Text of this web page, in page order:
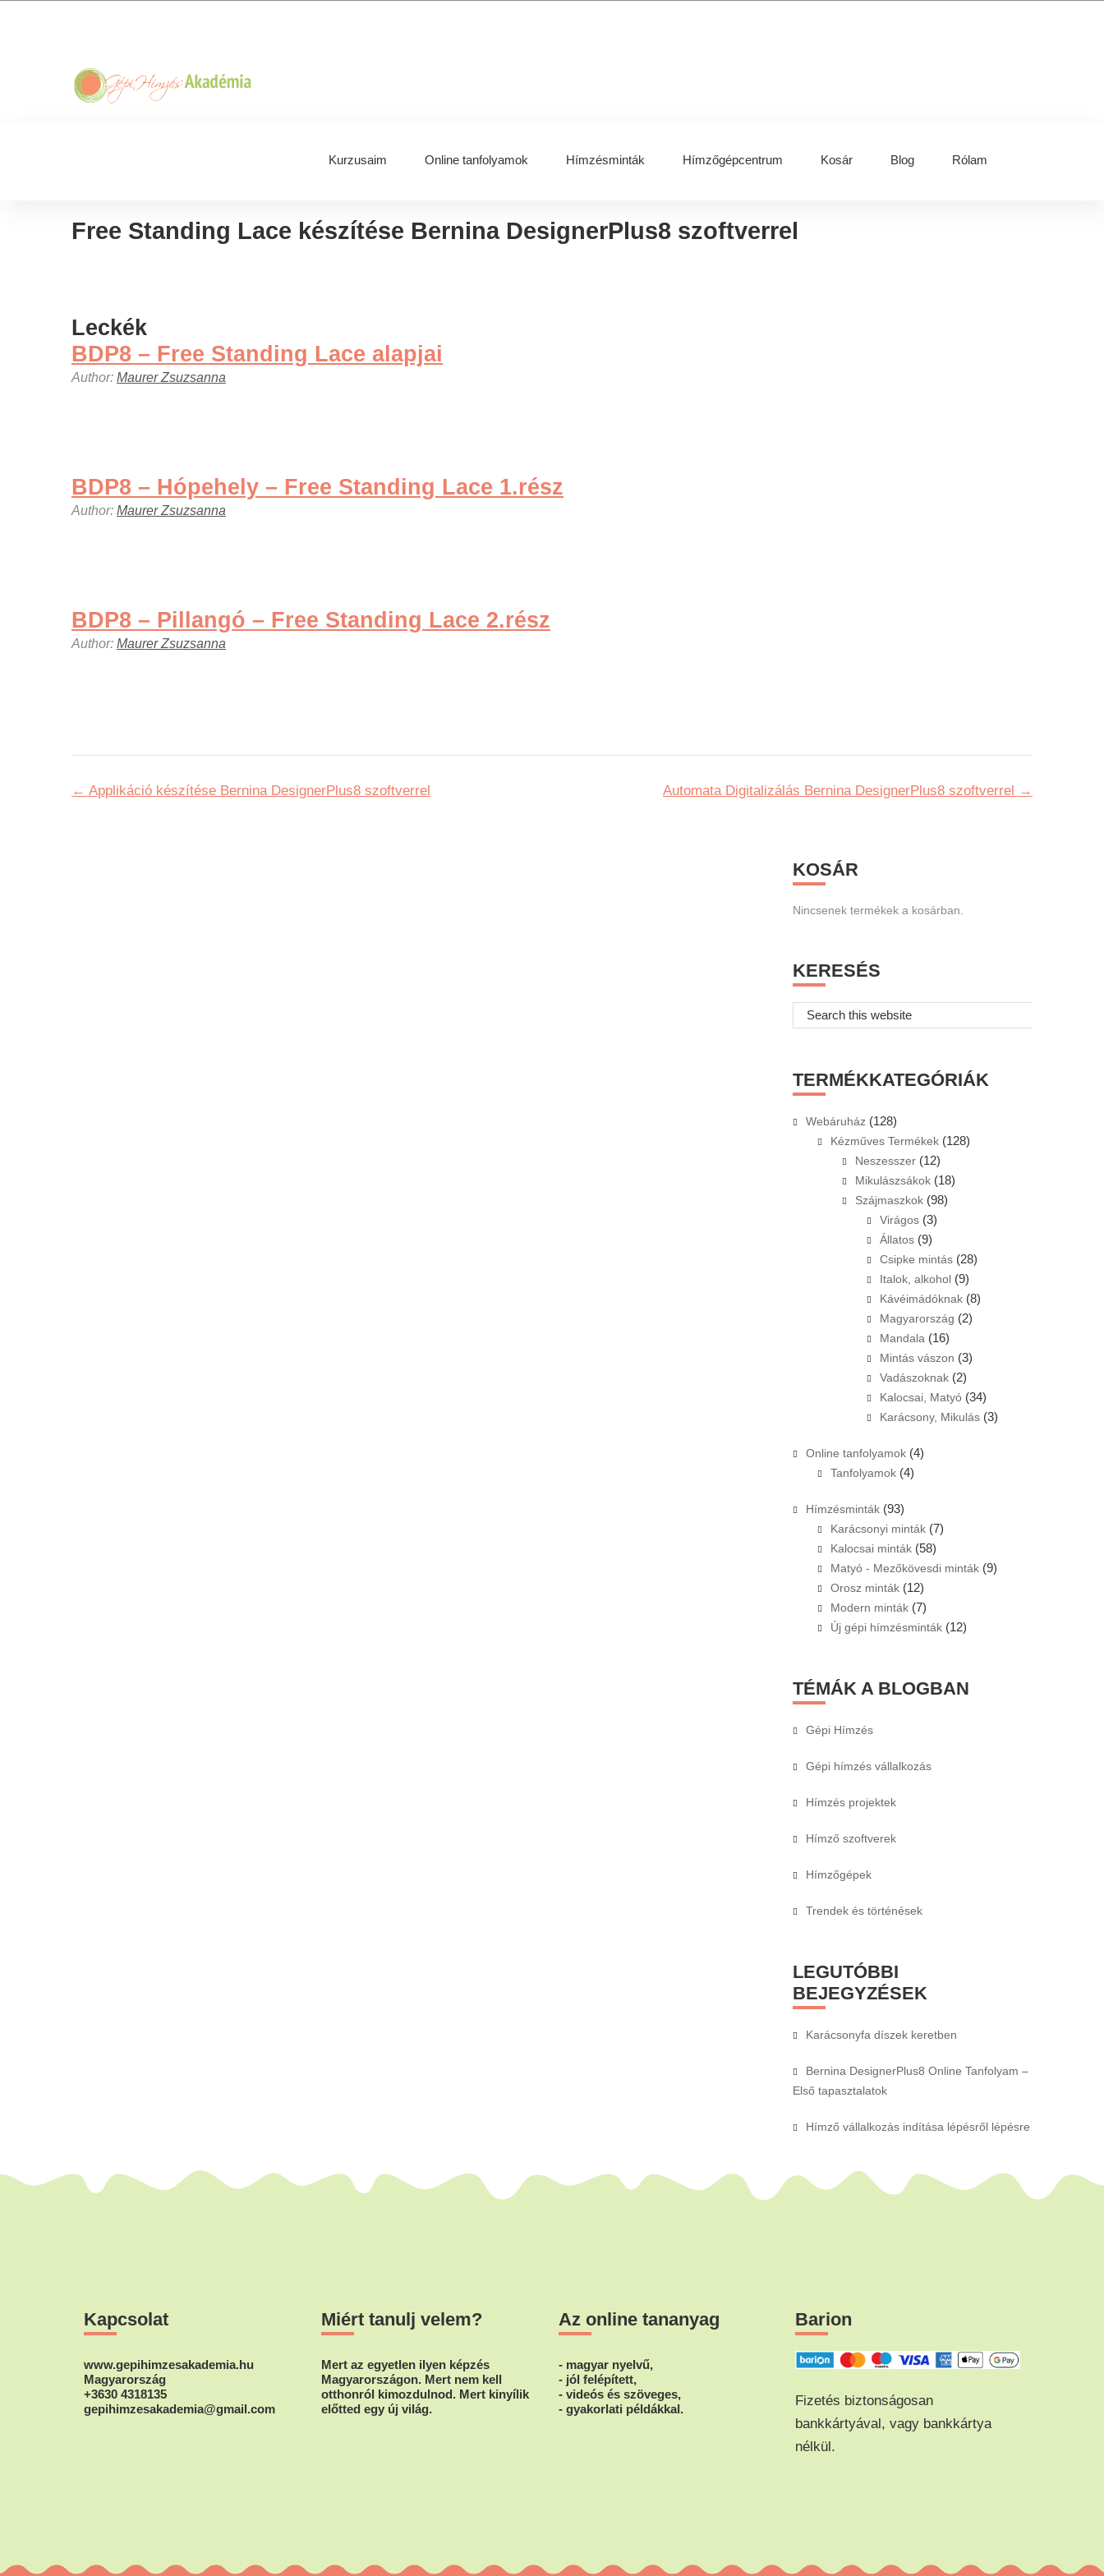
Kurzusaim Online tanfolyamok Hímzésminták Hímzőgépcentrum Kosár Blog Rólam
Free Standing Lace készítése Bernina DesignerPlus8 szoftverrel
Leckék
BDP8 – Free Standing Lace alapjai
Author: Maurer Zsuzsanna
BDP8 – Hópehely – Free Standing Lace 1.rész
Author: Maurer Zsuzsanna
BDP8 – Pillangó – Free Standing Lace 2.rész
Author: Maurer Zsuzsanna
Applikáció készítése Bernina DesignerPlus8 szoftverrel Automata Digitalizálás Bernina DesignerPlus8 szoftverrel
Primary
Sidebar
KOSÁR
Nincsenek termékek a kosárban.
KERESÉS
Search
this
TERMÉKKATEGÓRIÁK
Webáruház (128)
Kézműves Termékek (128)
Neszesszer (12)
Mikulászsákok (18)
Szájmaszkok (98)
Virágos (3)
Állatos (9)
Csipke mintás (28)
Italok, alkohol (9)
Kávéimádóknak (8)
Magyarország (2)
Mandala (16)
Mintás vászon (3)
Vadászoknak (2)
Kalocsai, Matyó (34)
Karácsony, Mikulás (3)
Online tanfolyamok (4)
Tanfolyamok (4)
Hímzésminták (93)
Karácsonyi minták (7)
Kalocsai minták (58)
Matyó - Mezőkövesdi minták (9)
Orosz minták (12)
Modern minták (7)
Új gépi hímzésminták (12)
TÉMÁK A BLOGBAN
Gépi Hímzés
Gépi hímzés vállalkozás
Hímzés projektek
Hímző szoftverek
Hímzőgépek
Trendek és történések
LEGUTÓBBI
BEJEGYZÉSEK
Karácsonyfa díszek keretben
Bernina DesignerPlus8 Online Tanfolyam –
Első tapasztalatok
Hímző vállalkozás indítása lépésről lépésre
Kapcsolat
www.gepihimzesakademia.hu
Magyarország
+3630 4318135
gepihimzesakademia@gmail.com
Miért tanulj velem?
Mert az egyetlen ilyen képzés
Magyarországon. Mert nem kell
otthonról kimozdulnod. Mert kinyílik
előtted egy új világ.
Az online tananyag
- magyar nyelvű,
- jól felépített,
- videós és szöveges,
- gyakorlati példákkal.
Barion
Fizetés biztonságosan
bankkártyával, vagy bankkártya
nélkül.